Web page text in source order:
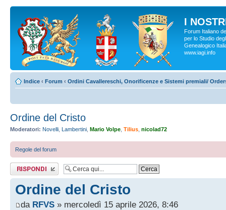
I
Forum Italiano
per lo Studio
Genealogico
www.iagi.info
Indice ‹ Forum ‹ Ordini Cavallereschi, Onorificenze e Sistemi premiali/
Ordine del Cristo
Moderatori: Novelli Lambertini Mario Volpe Tilius nicolad72
Regole del forum
Rispondi al
messaggio
Ordine del Cristo
da RFVS » mercoledì 15 aprile 2026, 8:46